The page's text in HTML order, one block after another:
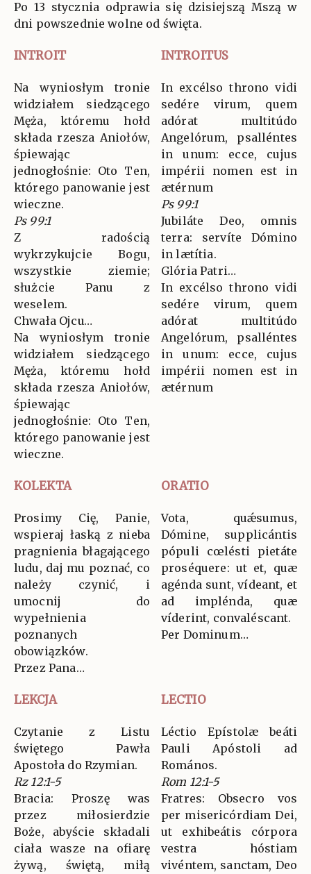
Po 13 stycznia odprawia się dzisiejszą Mszą w
dni powszednie wolne od święta.
INTROIT INTROITUS
Na wyniosłym tronie
widziałem siedzącego
Męża, któremu hołd
składa rzesza Aniołów,
śpiewając
jednogłośnie: Oto Ten,
którego panowanie jest
wieczne.
Ps 99:1
Z radością
wykrzykujcie Bogu,
wszystkie ziemie;
służcie Panu z
weselem.
Chwała Ojcu…
Na wyniosłym tronie
widziałem siedzącego
Męża, któremu hołd
składa rzesza Aniołów,
śpiewając
jednogłośnie: Oto Ten,
którego panowanie jest
wieczne.
In excélso throno vidi
sedére virum, quem
adórat multitúdo
Angelórum, psalléntes
in unum: ecce, cujus
impérii nomen est in
ætérnum
Ps 99:1
Jubiláte Deo, omnis
terra: servíte Dómino
in lætítia.
Glória Patri…
In excélso throno vidi
sedére virum, quem
adórat multitúdo
Angelórum, psalléntes
in unum: ecce, cujus
impérii nomen est in
ætérnum
KOLEKTA ORATIO
Prosimy Cię, Panie,
wspieraj łaską z nieba
pragnienia błagającego
ludu, daj mu poznać, co
należy czynić, i
umocnij do
wypełnienia
poznanych
obowiązków.
Przez Pana…
Vota, quǽsumus,
Dómine, supplicántis
pópuli cœlésti pietáte
proséquere: ut et, quæ
agénda sunt, vídeant, et
ad implénda, quæ
víderint, convaléscant.
Per Dominum…
LEKCJA LECTIO
Czytanie z Listu
świętego Pawła
Apostoła do Rzymian.
Rz 12:1-5
Bracia: Proszę was
przez miłosierdzie
Boże, abyście składali
ciała wasze na ofiarę
żywą, świętą, miłą
Léctio Epístolæ beáti
Pauli Apóstoli ad
Romános.
Rom 12:1-5
Fratres: Obsecro vos
per misericórdiam Dei,
ut exhibeátis córpora
vestra hóstiam
vivéntem, sanctam, Deo